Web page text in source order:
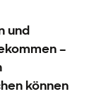
und
–
können